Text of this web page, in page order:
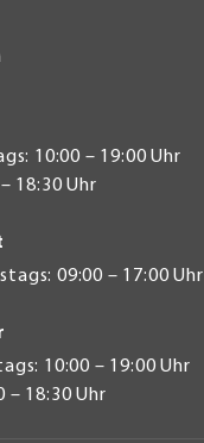
10:00 – 19:00 Uhr
18:30 Uhr
09:00 – 17:00 Uhr
10:00 – 19:00 Uhr
– 18:30 Uhr